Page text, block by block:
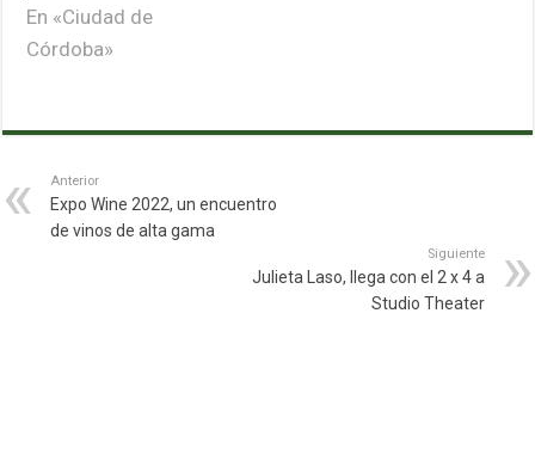
En «Ciudad de
Córdoba»
Anterior
Expo Wine 2022, un encuentro
de vinos de alta gama
Siguiente
Julieta Laso, llega con el 2 x 4 a
Studio Theater